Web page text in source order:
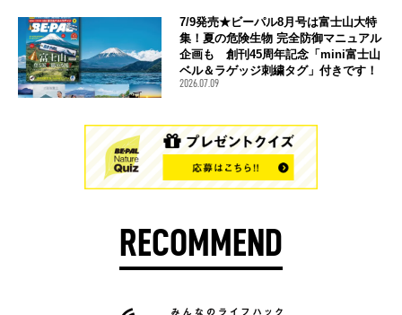
7/9発売★ビーパル8月号は富士山大特
集！夏の危険生物 完全防御マニュアル
企画も 創刊45周年記念「mini富士山
ベル＆ラゲッジ刺繍タグ」付きです！
2026.07.09
RECOMMEND